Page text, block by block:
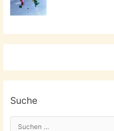
Suche